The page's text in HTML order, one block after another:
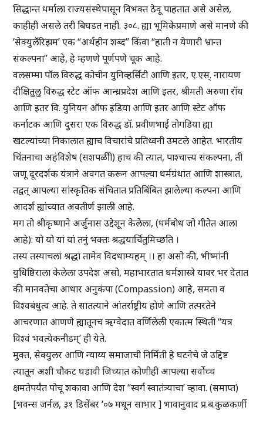
सिद्धान्त धर्माला राज्यसंस्थेपासून विभक्त ठेवू पाहतात असे असेल,
काहीही असले तरी बिघडत नाही. ३०८. ह्या भूमिकेप्रमाणे असे मानणे की
‘सेक्युलॅरिझम’ एक “अर्थहीन शब्द” किंवा “हाती न येणारी भ्रान्त
संकल्पना” आहे, हे म्हणणे पूर्णपणे चूक आहे.
वलसम्मा पॉल विरुद्ध कोचीन युनिव्हर्सिटी आणि इतर, ए.एस्. नारायण
दीक्षितुलु विरुद्ध स्टेट ऑफ आन्ध्रप्रदेश आणि इतर, श्रीमती अरुणा रॉय
आणि इतर वि. युनियन ऑफ इंडिया आणि इतर आणि स्टेट ऑफ
कर्नाटक आणि दुसरा एक विरुद्ध डॉ. प्रवीणभाई तोगडिया ह्या
खटल्यांच्या निकालात ह्याच विचारांचे प्रतिध्वनी उमटले आहेत. भारतीय
चिंतनाचा अहंविशेष (सशपळीी) हाच की त्यात, पाश्चात्त्य संकल्पना, ती
जणू दूरदर्शक यंत्राने अवगत करून आपल्या धर्मग्रंथांत आणि शास्त्रात,
तद्वत् आपल्या सांस्कृतिक संचितात प्रतिबिंबित झालेल्या कल्पना आणि
आदर्श ह्यांच्यात अवतीर्ण झाली आहे.
मग तो श्रीकृष्णाने अर्जुनास उद्देशून केलेला, (धर्मबोध जो गीतेत आला
आहे): यो यो यां यां तनुं भक्तः श्रद्धयार्चितुमिच्छति ।
तस्य तस्याचलां श्रद्धां तामेव विदधाम्यहम् ।। हा असो की, भीष्मांनी
युधिष्ठिराला केलेला उपदेश असो, महाभारतात धर्मशास्त्रे यावर भर देतात
की मानवतेचा आधार अनुकंपा (Compassion) आहे, समता व
विश्वबंधुत्व आहे. ते सातत्याने आंतर्राष्ट्रीय होणे आणि तत्परतेने
आचरणात आणणे ह्यातूनच ऋग्वेदात वर्णिलेली एकात्म स्थिती “यत्र
विश्वं भवत्येकनीडम्’ ही येते.
मुक्त, सेक्युलर आणि न्याय्य समाजाची निर्मिती हे घटनेचे जे उद्दिष्ट
त्यातून अशी चौकट घडावी जिच्यात कोणीही आपल्या सर्वोच्च
क्षमतेपर्यंत पोचू शकावा आणि देश “स्वर्ग स्वातंत्र्याचा’ व्हावा. (समाप्त)
[भवन्स जर्नल, ३१ डिसेंबर ‘०७ मधून साभार ] भावानुवाद प्र.ब.कुळकर्णी